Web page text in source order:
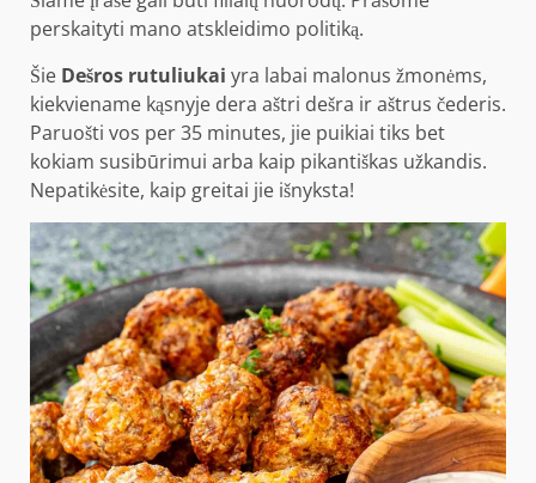
perskaityti mano atskleidimo politiką.
Šie Dešros rutuliukai yra labai malonus žmonėms,
kiekviename kąsnyje dera aštri dešra ir aštrus čederis.
Paruošti vos per 35 minutes, jie puikiai tiks bet
kokiam susibūrimui arba kaip pikantiškas užkandis.
Nepatikėsite, kaip greitai jie išnyksta!